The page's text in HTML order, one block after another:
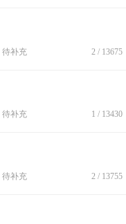
待补充 2 / 13675
待补充 1 / 13430
待补充 2 / 13755